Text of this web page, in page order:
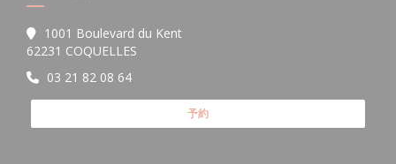
1001 Boulevard du Kent
62231 COQUELLES
03 21 82 08 64
予約